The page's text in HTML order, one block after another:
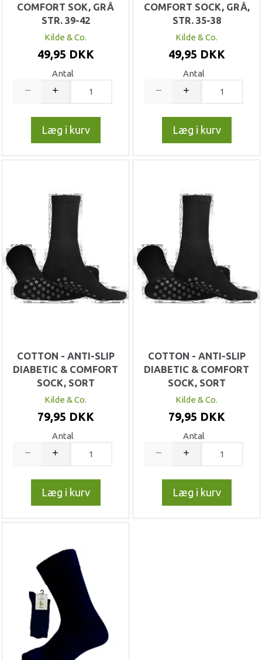
COMFORT SOK, GRÅ
STR. 39-42
Kilde & Co.
49,95 DKK
Antal
Læg i kurv
COMFORT SOCK, GRÅ,
STR. 35-38
Kilde & Co.
49,95 DKK
Antal
Læg i kurv
COTTON - ANTI-SLIP
DIABETIC & COMFORT
SOCK, SORT
Kilde & Co.
79,95 DKK
Antal
Læg i kurv
COTTON - ANTI-SLIP
DIABETIC & COMFORT
SOCK, SORT
Kilde & Co.
79,95 DKK
Antal
Læg i kurv